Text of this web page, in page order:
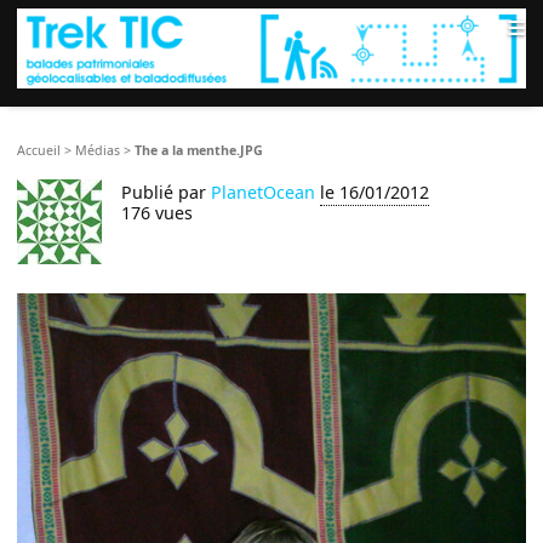
≡
Accueil > Médias >The a la menthe.JPG
Publié par PlanetOcean le 16/01/2012
176 vues